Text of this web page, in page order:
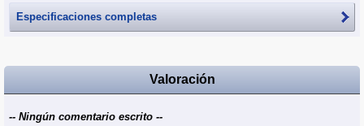
Especificaciones completas
Valoración
-- Ningún comentario escrito --